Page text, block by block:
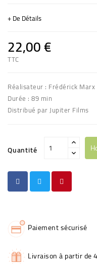
+ De Détails
22,00 €
TTC
Réalisateur : Frédérick Marx
Durée : 89 min
Distribué par Jupiter Films
Quantité
Paiement sécurisé
Livraison à partir de